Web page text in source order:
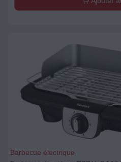
Barbecue électrique